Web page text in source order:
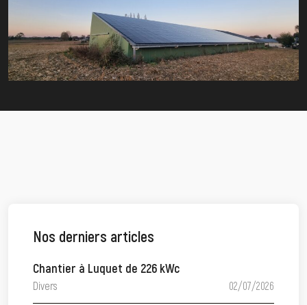
Nos derniers articles
Chantier à Luquet de 226 kWc
Divers 02/07/2026